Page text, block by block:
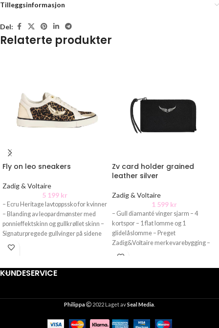
Tilleggsinformasjon
Del:
Relaterte produkter
Fly on leo sneakers
Zadig & Voltaire
5 199 kr
– Ecru Heritage lavtoppssko for kvinner
– Blanding av leopardmønster med
ponnieffektskinn og gullkrøllet skinn –
Signaturpregede gullvinger på sidene
Zv card holder grained
leather silver
Zadig & Voltaire
1 599 kr
– Gull diamanté vinger sjarm – 4
kortspor – 1 flat lomme og 1
glidelåslomme – Preget
Zadig&Voltaire merkevarebygging –
KUNDESERVICE
Philippa 2022 Laget avSeal Media